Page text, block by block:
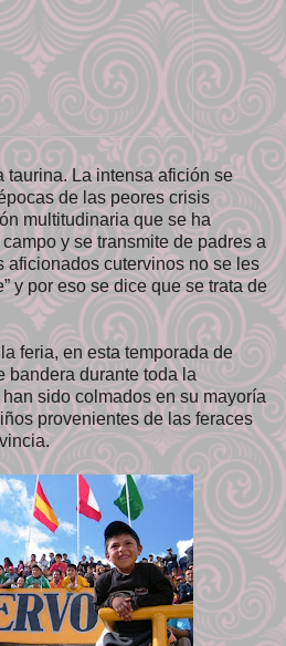
taurina. La intensa afición se
de las peores crisis
multitudinaria que se ha
y se transmite de padres a
aficionados cutervinos no se les
y por eso se dice que se trata de
feria, en esta temporada de
bandera durante toda la
sido colmados en su mayoría
provenientes de las feraces